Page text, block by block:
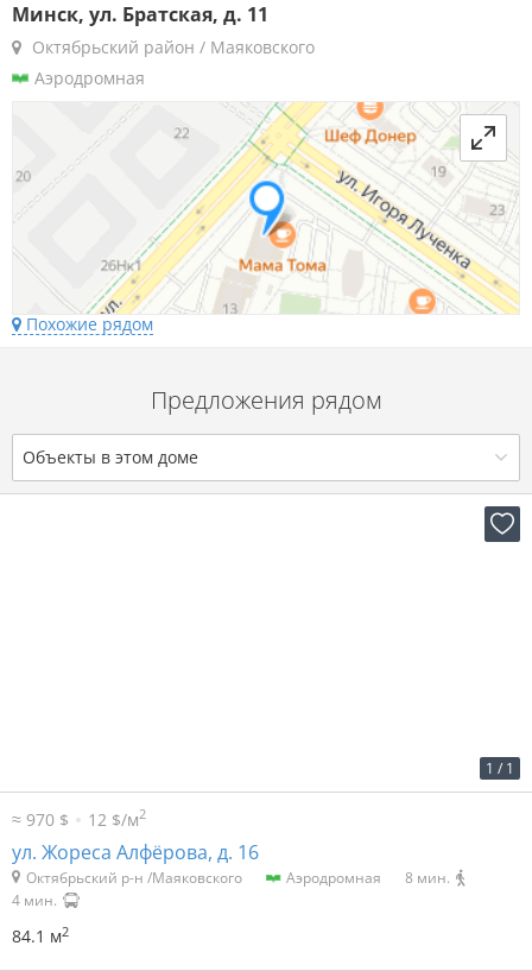
Минск, ул. Братская, д. 11
Октябрьский район / Маяковского
Аэродромная
Похожие рядом
Предложения рядом
Объекты в этом доме
1 / 1
≈ 970 $ 12 $/м2
ул. Жореса Алфёрова, д. 16
Октябрьский р-н /Маяковского Аэродромная
8 мин.
4 мин.
84.1 м2